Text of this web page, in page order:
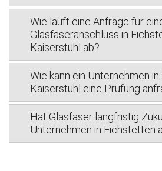
Wie läuft eine Anfrage für
Glasfaseranschluss in
Kaiserstuhl ab?
Wie kann ein Unternehmen
Kaiserstuhl eine Prüfung
Hat Glasfaser langfristig
Unternehmen in Eichstetten